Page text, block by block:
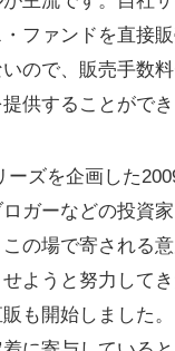
ファンドを直接
ので、販売手数
供することができ
ズを企画した
ガーなどの投資
の場で寄される
ようと努力して
も開始しました